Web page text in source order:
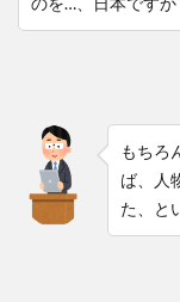
もちろ
ば、人
た、と